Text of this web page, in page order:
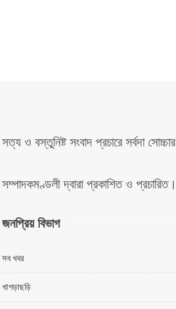
সত্য ও বস্তুনিষ্ট সংবাদ প্রচারে সর্বদা সোচ্চার
সম্পাদকমণ্ডলী দ্বারা প্রকাশিত ও প্রচারিত।
জনপ্রিয় বিভাগ
সব খবর
খাগড়াছড়ি